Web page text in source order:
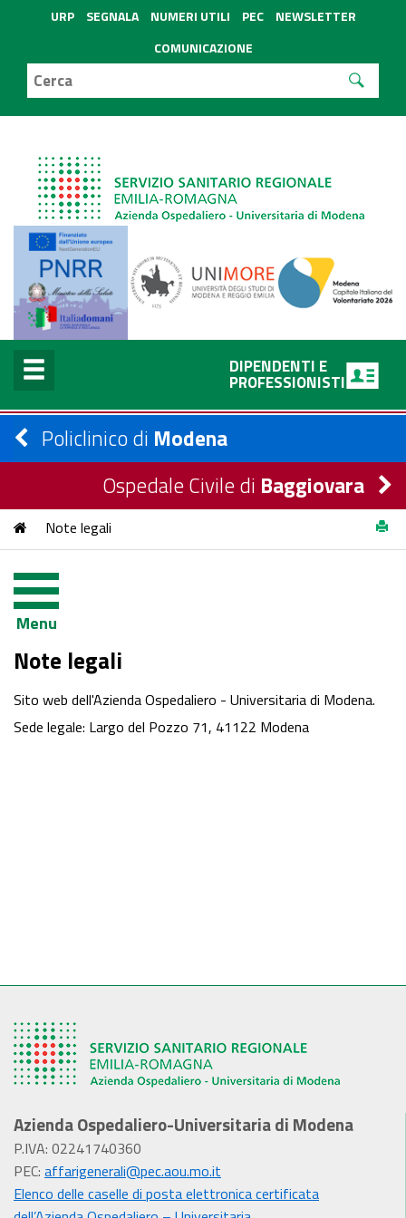
URP SEGNALA NUMERI UTILI PEC
NEWSLETTER
COMUNICAZIONE
DIPENDENTI E
PROFESSIONISTI
Policlinico di Modena
Ospedale Civile di Baggiovara
Note legali
Menu
Note legali
Sito web dell'Azienda Ospedaliero - Universitaria di Modena.
Sede legale: Largo del Pozzo 71, 41122 Modena
Azienda Ospedaliero-Universitaria di Modena
P.IVA: 02241740360
PEC: affarigenerali@pec.aou.mo.it
Elenco delle caselle di posta elettronica certificata